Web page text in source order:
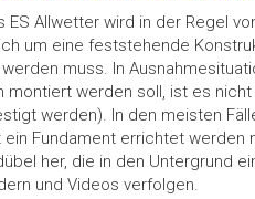
ES Allwetter wird in der Regel
um eine feststehende
muss. In
montiert werden soll, ist es
werden). In den meisten
Fundament errichtet
her, die in den Untergrund
und Videos verfolgen.